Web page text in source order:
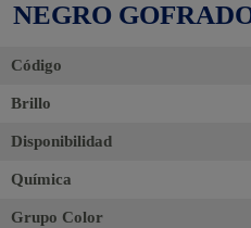
NEGRO
Código
Brillo
Disponibilidad
Química
Grupo Color